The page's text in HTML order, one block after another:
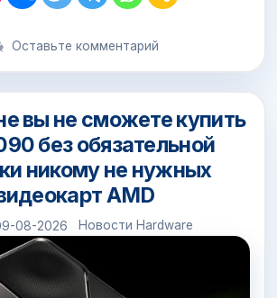
Оставьте комментарий
вы не сможете купить
без обязательной
никому не нужных
AMD
08-2026 Новости Hardware